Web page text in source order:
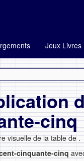
Jeux Livres
cinq
visuelle de la table de .
cinquante-cinq